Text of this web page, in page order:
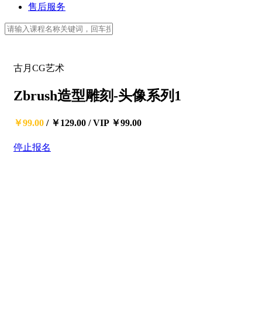
售后服务
古月CG艺术
Zbrush造型雕刻-头像系列1
￥99.00 / ￥129.00 /VIP ￥99.00
停止报名